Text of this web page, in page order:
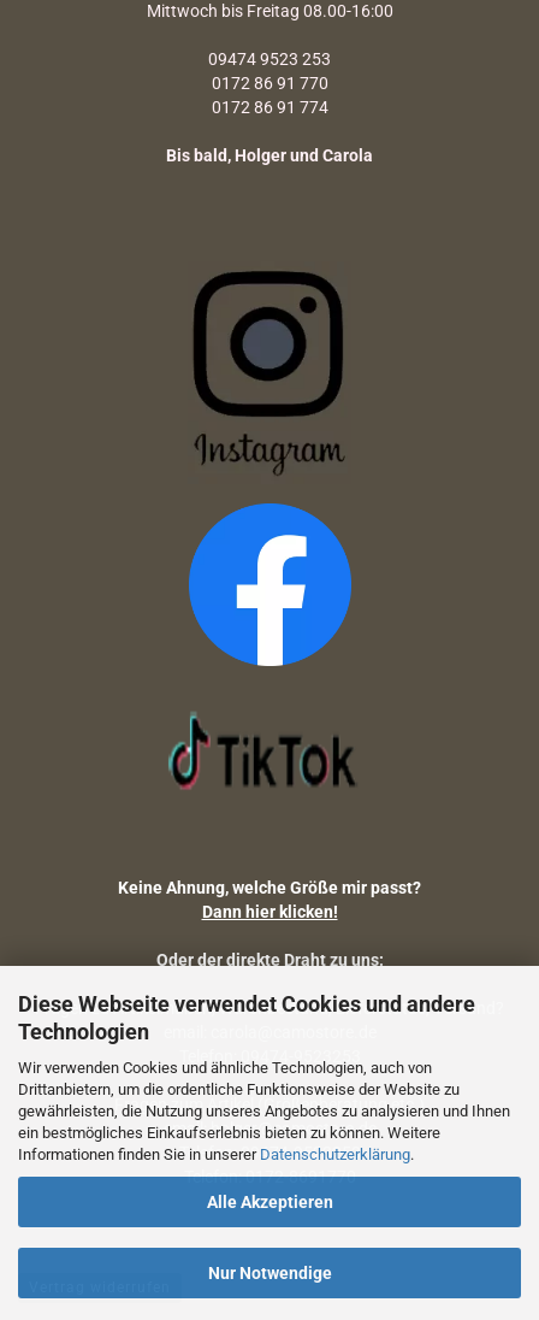
Diese Webseite verwendet Cookies und andere
Technologien
Wir verwenden Cookies und ähnliche Technologien, auch von
Drittanbietern, um die ordentliche Funktionsweise der Website zu
gewährleisten, die Nutzung unseres Angebotes zu analysieren und Ihnen
ein bestmögliches Einkaufserlebnis bieten zu können. Weitere
Informationen finden Sie in unserer Datenschutzerklärung.
Alle Akzeptieren
Nur Notwendige
Mittwoch bis Freitag 08.00-16:00
09474 9523 253
0172 86 91 770
0172 86 91 774
Bis bald, Holger und Carola
Keine Ahnung, welche Größe mir passt?
Dann hier klicken!
Oder der direkte Draht zu uns:
Fragen zu Artikelmaßen, Warenbestand, Lieferstatus, Versand?
Telefon: 09474-9523253
Fragen zum Artikel (Größenberatung etc.)
email: holger@camostore.de
Telefon: 09474-9523253
Telefon: 0172-8691770